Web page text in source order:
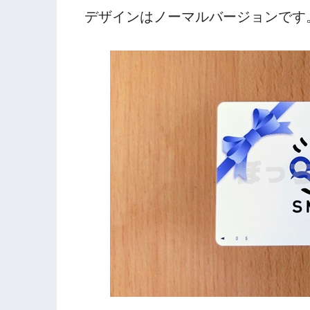
デザインはノーマルバージョンです